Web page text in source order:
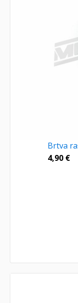
Brtva
4,90 €